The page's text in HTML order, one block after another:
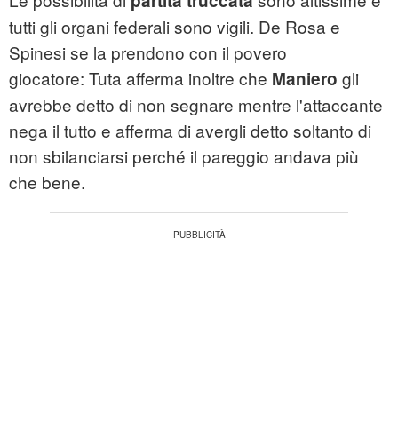
tutti gli organi federali sono vigili. De Rosa e
Spinesi se la prendono con il povero
giocatore: Tuta afferma inoltre che Maniero gli
avrebbe detto di non segnare mentre l'attaccante
nega il tutto e afferma di avergli detto soltanto di
non sbilanciarsi perché il pareggio andava più
che bene.